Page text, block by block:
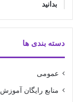
بدانید
دسته بندی ها
عمومی
منابع رایگان